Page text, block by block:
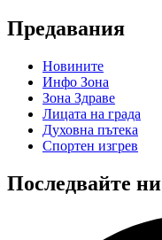
Предавания
Новините
Инфо Зона
Зона Здраве
Лицата на града
Духовна пътека
Спортен изгрев
Последвайте ни